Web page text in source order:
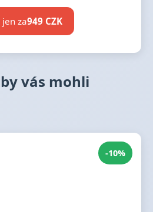
za949 CZK
vás mohli
-10%